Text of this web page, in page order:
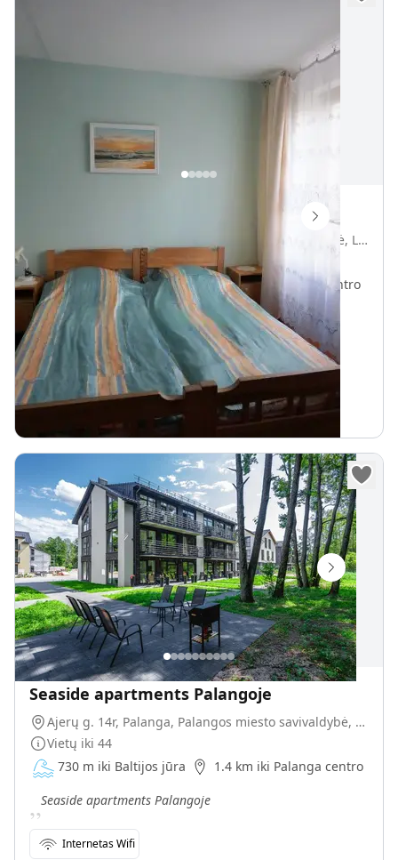
Žvejų g. 4a, Palanga, Palangos miesto savivaldybė, Lietuva
Vietų iki
540 m iki Baltijos jūra
750 m iki Palanga centro
„Nuomojami butai
Internetas Wifi
Nuo 20€ parai
Seaside apartments Palangoje
Ajerų g. 14r, Palanga, Palangos miesto savivaldybė, Lietuva
Vietų iki 44
730 m iki Baltijos jūra
1.4 km iki Palanga centro
„Seaside apartments Palangoje
Internetas Wifi